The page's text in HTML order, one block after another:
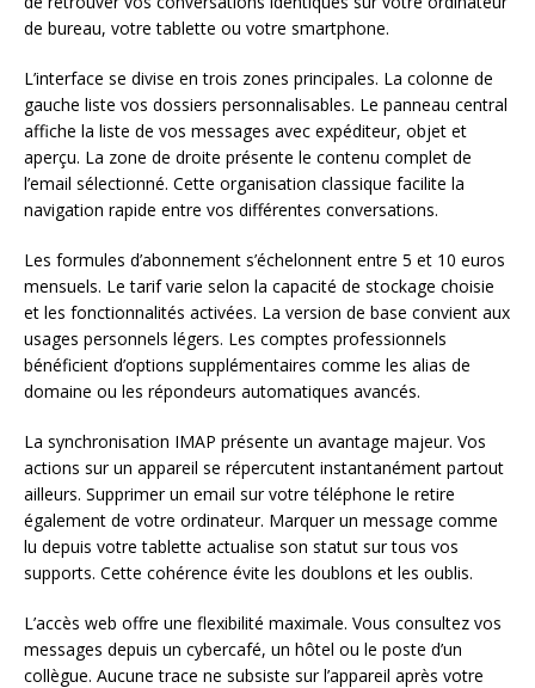
de bureau, votre tablette ou votre smartphone.
L’interface se divise en trois zones principales. La colonne de
gauche liste vos dossiers personnalisables. Le panneau central
affiche la liste de vos messages avec expéditeur, objet et
aperçu. La zone de droite présente le contenu complet de
l’email sélectionné. Cette organisation classique facilite la
navigation rapide entre vos différentes conversations.
Les formules d’abonnement s’échelonnent entre 5 et 10 euros
mensuels. Le tarif varie selon la capacité de stockage choisie
et les fonctionnalités activées. La version de base convient aux
usages personnels légers. Les comptes professionnels
bénéficient d’options supplémentaires comme les alias de
domaine ou les répondeurs automatiques avancés.
La synchronisation IMAP présente un avantage majeur. Vos
actions sur un appareil se répercutent instantanément partout
ailleurs. Supprimer un email sur votre téléphone le retire
également de votre ordinateur. Marquer un message comme
lu depuis votre tablette actualise son statut sur tous vos
supports. Cette cohérence évite les doublons et les oublis.
L’accès web offre une flexibilité maximale. Vous consultez vos
messages depuis un cybercafé, un hôtel ou le poste d’un
collègue. Aucune trace ne subsiste sur l’appareil après votre